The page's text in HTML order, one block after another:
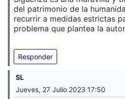
del patrimonio de la
recurrir a medidas estrictas
problema que plantea la
Responder
SL
Jueves, 27 Julio 2023 17:50